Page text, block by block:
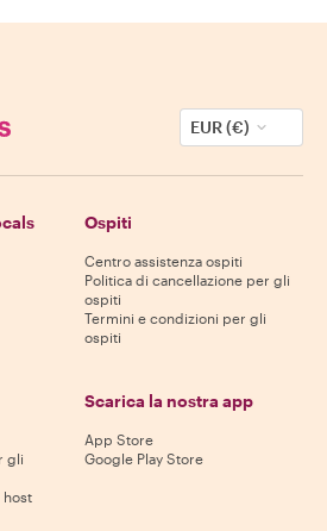
EUR (€)
Ospiti
Centro assistenza ospiti
Politica di cancellazione per gli
ospiti
Termini e condizioni per gli
ospiti
gli
host
Scarica la nostra app
App Store
Google Play Store